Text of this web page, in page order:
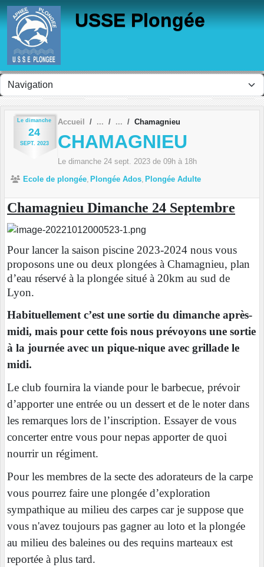
USSE Plongée
Le dimanche
24
SEPT. 2023
Accueil Chamagnieu
CHAMAGNIEU
Le dimanche 24 sept. 2023 de 09h à 18h
Ecole de plongée Plongée Ados Plongée Adulte
Chamagnieu Dimanche 24 Septembre
Pour lancer la saison piscine 2023-2024 nous vous
proposons une ou deux plongées à Chamagnieu, plan
d’eau réservé à la plongée situé à 20km au sud de
Lyon.
Habituellement c’est une sortie du dimanche après-
midi, mais pour cette fois nous prévoyons une sortie
à la journée avec un pique-nique avec grillade le
midi.
Le club fournira la viande pour le barbecue, prévoir
d’apporter une entrée ou un dessert et de le noter dans
les remarques lors de l’inscription. Essayer de vous
concerter entre vous pour nepas apporter de quoi
nourrir un régiment.
Pour les membres de la secte des adorateurs de la carpe
vous pourrez faire une plongée d’exploration
sympathique au milieu des carpes car je suppose que
vous n'avez toujours pas gagner au loto et la plongée
au milieu des baleines ou des requins marteaux est
reportée à plus tard.
Panneau de gestion des cookies